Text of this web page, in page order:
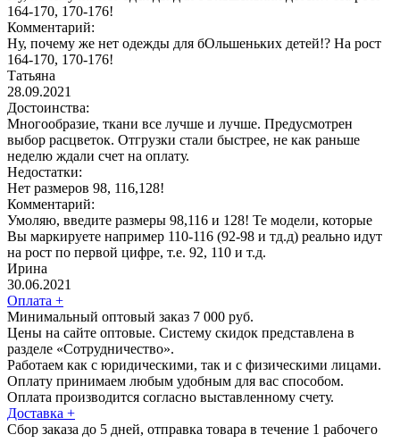
164-170, 170-176!
Комментарий:
Ну, почему же нет одежды для бОльшеньких детей!? На рост
164-170, 170-176!
Татьяна
28.09.2021
Достоинства:
Многообразие, ткани все лучше и лучше. Предусмотрен
выбор расцветок. Отгрузки стали быстрее, не как раньше
неделю ждали счет на оплату.
Недостатки:
Нет размеров 98, 116,128!
Комментарий:
Умоляю, введите размеры 98,116 и 128! Те модели, которые
Вы маркируете например 110-116 (92-98 и тд.д) реально идут
на рост по первой цифре, т.е. 92, 110 и т.д.
Ирина
30.06.2021
Оплата +
Минимальный оптовый заказ 7 000 руб.
Цены на сайте оптовые. Систему скидок представлена в
разделе «Сотрудничество».
Работаем как с юридическими, так и с физическими лицами.
Оплату принимаем любым удобным для вас способом.
Оплата производится согласно выставленному счету.
Доставка +
Сбор заказа до 5 дней, отправка товара в течение 1 рабочего